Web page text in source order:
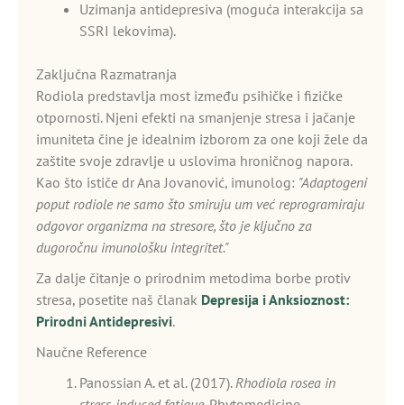
Uzimanja antidepresiva (moguća interakcija sa
SSRI lekovima).
Zaključna Razmatranja
Rodiola predstavlja most između psihičke i fizičke
otpornosti. Njeni efekti na smanjenje stresa i jačanje
imuniteta čine je idealnim izborom za one koji žele da
zaštite svoje zdravlje u uslovima hroničnog napora.
Kao što ističe dr Ana Jovanović, imunolog: "Adaptogeni
poput rodiole ne samo što smiruju um već reprogramiraju
odgovor organizma na stresore, što je ključno za
dugoročnu imunološku integritet."
Za dalje čitanje o prirodnim metodima borbe protiv
stresa, posetite naš članak Depresija i Anksioznost:
Prirodni Antidepresivi.
Naučne Reference
Panossian A. et al. (2017).Rhodiola rosea in